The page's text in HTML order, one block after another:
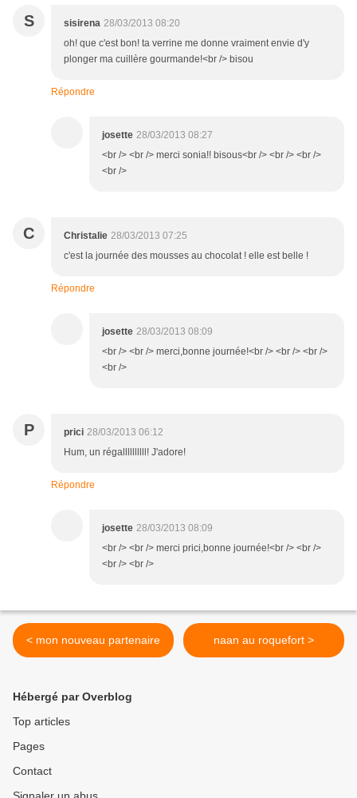
S sisirena 28/03/2013 08:20
oh! que c'est bon! ta verrine me donne vraiment envie d'y
plonger ma cuillère gourmande!<br /> bisou
Répondre
josette 28/03/2013 08:27
<br /> <br /> merci sonia!! bisous<br /> <br /> <br />
<br />
C Christalie 28/03/2013 07:25
c'est la journée des mousses au chocolat ! elle est belle !
Répondre
josette 28/03/2013 08:09
<br /> <br /> merci,bonne journée!<br /> <br /> <br />
<br />
P prici 28/03/2013 06:12
Hum, un régallllllllll! J'adore!
Répondre
josette 28/03/2013 08:09
<br /> <br /> merci prici,bonne journée!<br /> <br />
<br /> <br />
< mon nouveau partenaire naan au roquefort >
Hébergé par Overblog
Top articles
Pages
Contact